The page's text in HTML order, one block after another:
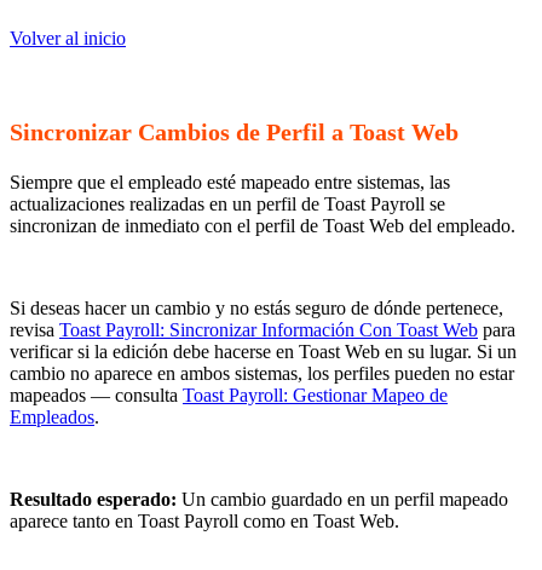
Volver al inicio
Sincronizar Cambios de Perfil a Toast Web
Siempre que el empleado esté mapeado entre sistemas, las
actualizaciones realizadas en un perfil de Toast Payroll se
sincronizan de inmediato con el perfil de Toast Web del empleado.
Si deseas hacer un cambio y no estás seguro de dónde pertenece,
revisa Toast Payroll: Sincronizar Información Con Toast Web para
verificar si la edición debe hacerse en Toast Web en su lugar. Si un
cambio no aparece en ambos sistemas, los perfiles pueden no estar
mapeados — consulta Toast Payroll: Gestionar Mapeo de
Empleados.
Resultado esperado: Un cambio guardado en un perfil mapeado
aparece tanto en Toast Payroll como en Toast Web.